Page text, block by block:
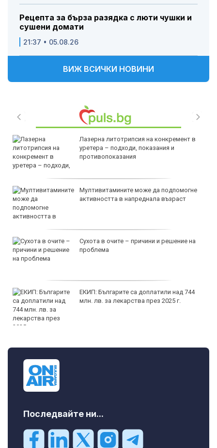
Рецепта за бърза разядка с люти чушки и
сушени домати
21:37 • 05.08.26
ВИЖ ВСИЧКИ НОВИНИ
Лазерна литотрипсия на конкремент в
уретера – подходи, показания и
противопоказания
Мултивитамините може да подпомогне
активността в напреднала възраст
Сухота в очите – причини и решение на
проблема
ЕКИП: Българите са доплатили над 744
млн. лв. за лекарства през 2025 г.
Последвайте ни...